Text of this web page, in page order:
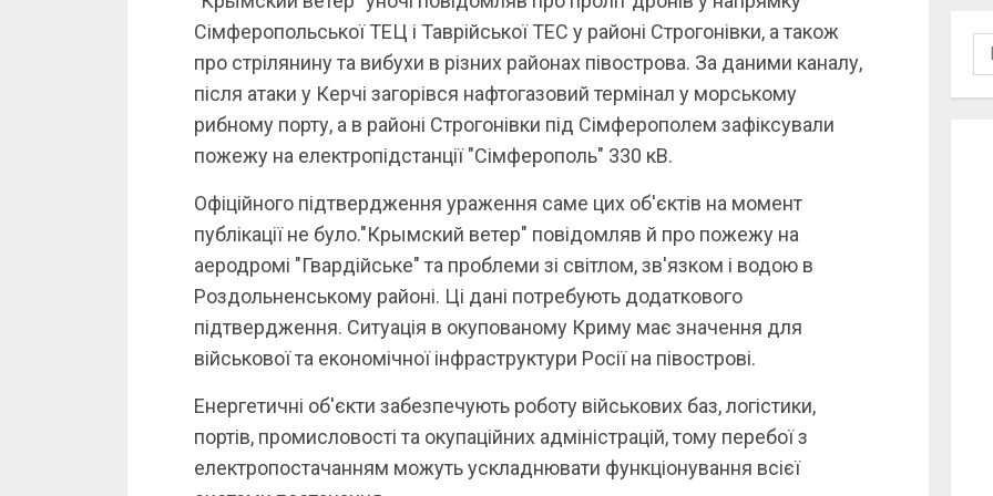
Сімферопольської ТЕЦ і Таврійської ТЕС у районі Строгонівки, а також
про стрілянину та вибухи в різних районах півострова. За даними каналу,
після атаки у Керчі загорівся нафтогазовий термінал у морському
рибному порту, а в районі Строгонівки під Сімферополем зафіксували
пожежу на електропідстанції "Сімферополь" 330 кВ.
Офіційного підтвердження ураження саме цих об'єктів на момент
публікації не було."Крымский ветер" повідомляв й про пожежу на
аеродромі "Гвардійське" та проблеми зі світлом, зв'язком і водою в
Роздольненському районі. Ці дані потребують додаткового
підтвердження. Ситуація в окупованому Криму має значення для
військової та економічної інфраструктури Росії на півострові.
Енергетичні об'єкти забезпечують роботу військових баз, логістики,
портів, промисловості та окупаційних адміністрацій, тому перебої з
електропостачанням можуть ускладнювати функціонування всієї